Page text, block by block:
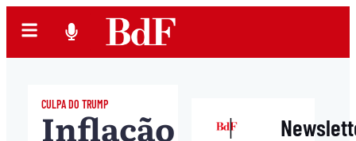
CULPA DO TRUMP
Inflação |